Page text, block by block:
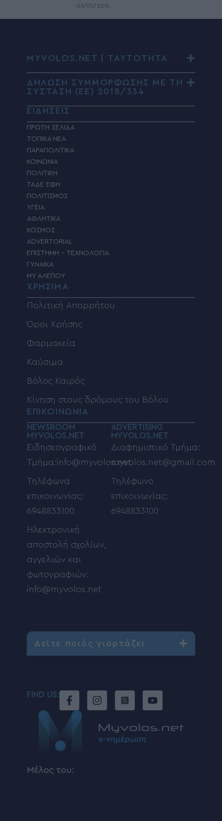
03/01/2015
MYVOLOS.NET | ΤΑΥΤΟΤΗΤΑ
ΔΗΛΩΣΗ ΣΥΜΜΟΡΦΩΣΗΣ ΜΕ ΤΗ
ΣΥΣΤΑΣΗ (ΕΕ) 2018/334
ΕΙΔΗΣΕΙΣ
ΠΡΩΤΗ ΣΕΛΙΔΑ
ΤΟΠΙΚΑ ΝΕΑ
ΠΑΡΑΠΟΛΙΤΙΚΑ
ΚΟΙΝΩΝΙΑ
ΠΟΛΙΤΙΚΗ
ΤΑΔΕ ΕΦΗ
ΠΟΛΙΤΙΣΜΟΣ
ΥΓΕΙΑ
ΑΘΛΗΤΙΚΑ
ΚΟΣΜΟΣ
ADVERTORIAL
ΕΠΙΣΤΗΜΗ – ΤΕΧΝΟΛΟΓΙΑ
ΓΥΝΑΙΚΑ
MY ΑΛΕΠΟΥ
ΧΡΗΣΙΜΑ
Πολιτική Απορρήτου
Όροι Χρήσης
Φαρμακεία
Καύσιμα
Βόλος Καιρός
Κίνηση στους δρόμους του Βόλου
ΕΠΙΚΟΙΝΩΝΙΑ
NEWSROOM
MYVOLOS.NET
Ειδησεογραφικό
Τμήμα:info@myvolos.net
Τηλέφωνα
επικοινωνίας:
6948833100
Ηλεκτρονική
αποστολή σχολίων,
αγγελιών και
φωτογραφιών:
info@myvolos.net
ADVERTISING
MYVOLOS.NET
Διαφημιστικό Τμήμα:
myvolos.net@gmail.com
Τηλέφωνο
επικοινωνίας:
6948833100
Δείτε ποιός γιορτάζει
FIND US:
Μέλος του: